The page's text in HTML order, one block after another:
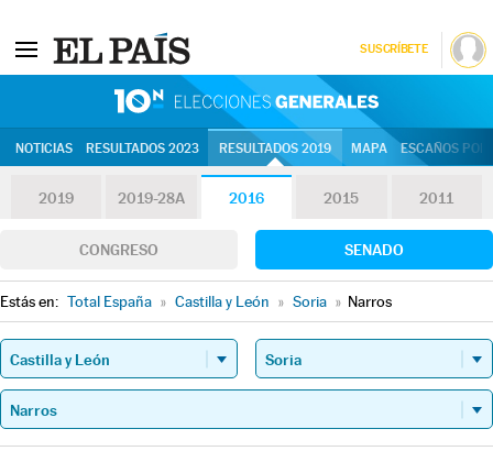
SUSCRÍBETE
NOTICIAS RESULTADOS 2023 RESULTADOS 2019 MAPA ESCAÑOS
2019 2019-28A 2016 2015 2011
CONGRESO SENADO
Estás en: Total España » Castilla y León » Soria » Narros